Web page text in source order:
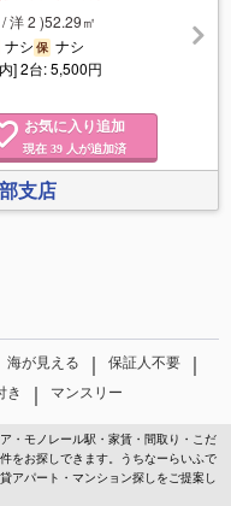
洋 2 )52.29㎡
ナシ保 ナシ
] 2台: 5,500円
お気に入り追加
現在 39人が追加済
支店
海が見える ｜ 保証人不要 ｜
き ｜ マンスリー
・モノレール駅・家賃・間取り・こだ
をお探しできます。うちなーらいふで
アパート・マンション探しをご提案し